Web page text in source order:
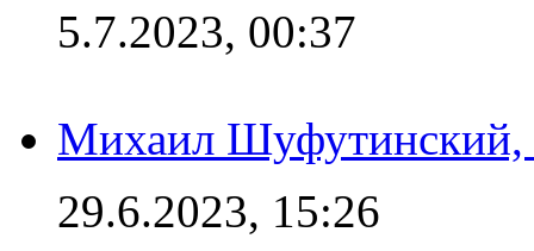
5.7.2023, 00:37
Михаил Шуфутинский,
29.6.2023, 15:26